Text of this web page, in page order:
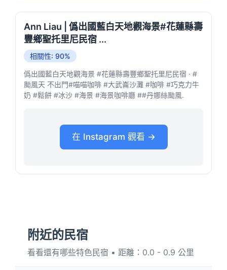
Ann Liau | 僞出國藍白天地觀海景#花蓮縣壽
豐鄉聖托里尼民宿 ...
相關性: 90%
僞出國藍白天地觀海景 #花蓮縣壽豐鄉聖托里尼民宿 · #
颱風天 不出門#喵喵咖啡 #大武崙沙灘 #咖啡 #巧克力牛
奶 #鬆餅 #冰沙 #海景 #海景咖啡廳 ##丹娜絲颱風.
在 Instagram 觀看 →
附近的民宿
看看還有哪些特色民宿 • 距離：0.0 - 0.9 公里